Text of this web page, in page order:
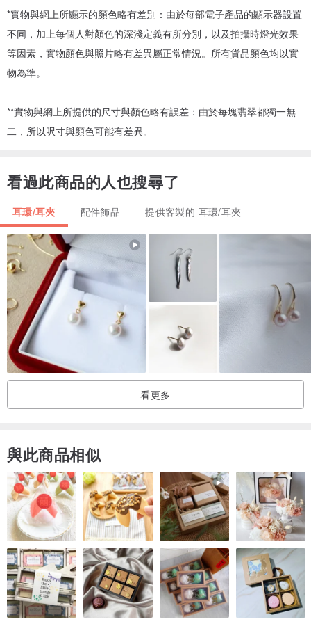
*實物與網上所顯示的顏色略有差別：由於每部電子產品的顯示器設置
不同，加上每個人對顏色的深淺定義有所分別，以及拍攝時燈光效果
等因素，實物顏色與照片略有差異屬正常情況。所有貨品顏色均以實
物為準。
**實物與網上所提供的尺寸與顏色略有誤差：由於每塊翡翠都獨一無
二，所以呎寸與顏色可能有差異。
看過此商品的人也搜尋了
耳環/耳夾 配件飾品 提供客製的 耳環/耳夾
看更多
與此商品相似